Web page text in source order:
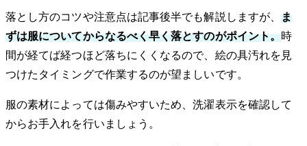
落とし方のコツや注意点は記事後半でも解説しますが、 ま
ずは服についてからなるべく早く落とすのがポイント。時
間が経てば経つほど落ちにくくなるので、絵の具汚れを見
つけたタイミングで作業するのが望ましいです。
服の素材によっては傷みやすいため、洗濯表示を確認して
からお手入れを行いましょう。